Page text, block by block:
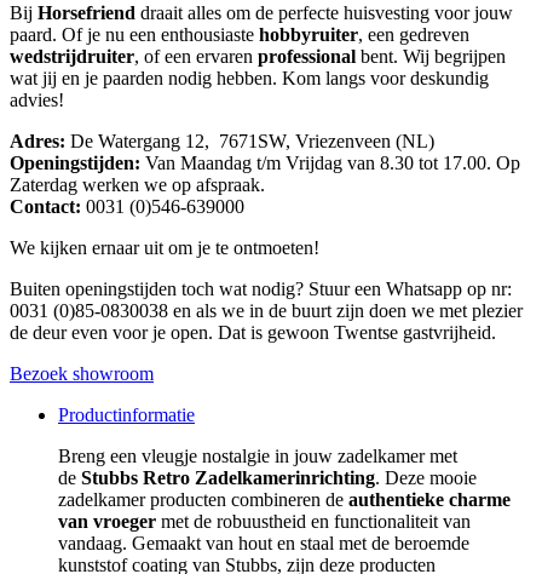
Bij Horsefriend draait alles om de perfecte huisvesting voor jouw
paard. Of je nu een enthousiaste hobbyruiter, een gedreven
wedstrijdruiter, of een ervaren professional bent. Wij begrijpen
wat jij en je paarden nodig hebben. Kom langs voor deskundig
advies!
Adres: De Watergang 12, 7671SW, Vriezenveen (NL)
Openingstijden: Van Maandag t/m Vrijdag van 8.30 tot 17.00. Op
Zaterdag werken we op afspraak.
Contact: 0031 (0)546-639000
We kijken ernaar uit om je te ontmoeten!
Buiten openingstijden toch wat nodig? Stuur een Whatsapp op nr:
0031 (0)85-0830038 en als we in de buurt zijn doen we met plezier
de deur even voor je open. Dat is gewoon Twentse gastvrijheid.
Bezoek showroom
Productinformatie
Breng een vleugje nostalgie in jouw zadelkamer met
de Stubbs Retro Zadelkamerinrichting. Deze mooie
zadelkamer producten combineren de authentieke charme
van vroeger met de robuustheid en functionaliteit van
vandaag. Gemaakt van hout en staal met de beroemde
kunststof coating van Stubbs, zijn deze producten